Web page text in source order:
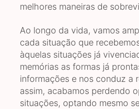
melhores maneiras de
Ao longo da vida, vamos
cada situação que
àquelas situações já
memórias as formas já
informações e nos conduz a
assim, acabamos perdendo
situações, optando mesmo